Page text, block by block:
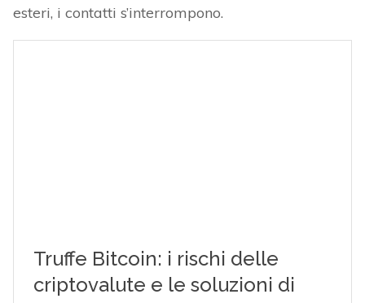
esteri, i contatti s’interrompono.